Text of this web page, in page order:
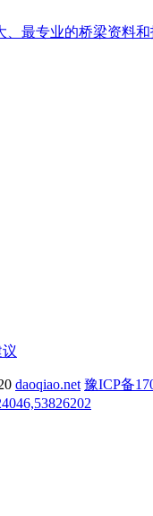
daoqiao.net 豫ICP备